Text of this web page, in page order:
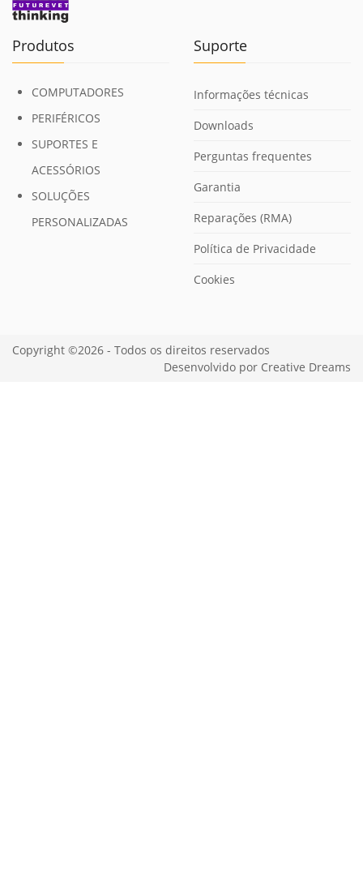
Produtos
COMPUTADORES
PERIFÉRICOS
SUPORTES E
ACESSÓRIOS
SOLUÇÕES
PERSONALIZADAS
Suporte
Informações técnicas
Downloads
Perguntas frequentes
Garantia
Reparações (RMA)
Política de Privacidade
Cookies
Copyright ©2026 - Todos os direitos reservados
Desenvolvido por Creative Dreams